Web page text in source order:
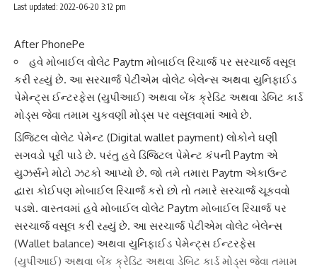
Last updated: 2022-06-20 3:12 pm
After PhonePe
હવે મોબાઈલ વોલેટ Paytm મોબાઈલ રિચાર્જ પર સરચાર્જ વસૂલ
કરી રહ્યું છે. આ સરચાર્જ પેટીએમ વોલેટ બેલેન્સ અથવા યુનિફાઈડ
પેમેન્ટ્સ ઈન્ટરફેસ (યુપીઆઈ) અથવા બેંક ક્રેડિટ અથવા ડેબિટ કાર્ડ
મોડ્સ જેવા તમામ ચુકવણી મોડ્સ પર વસૂલવામાં આવે છે.
ડિજિટલ વોલેટ પેમેન્ટ (Digital wallet payment) લોકોને ઘણી
સગવડો પૂરી પાડે છે. પરંતુ હવે ડિજિટલ પેમેન્ટ કંપની Paytm એ
યુઝર્સને મોટો ઝટકો આપ્યો છે. જો તમે તમારા Paytm એકાઉન્ટ
દ્વારા કોઈપણ મોબાઈલ રિચાર્જ કરો છો તો તમારે સરચાર્જ ચૂકવવો
પડશે. વાસ્તવમાં હવે મોબાઈલ વોલેટ Paytm મોબાઈલ રિચાર્જ પર
સરચાર્જ વસૂલ કરી રહ્યું છે. આ સરચાર્જ પેટીએમ વોલેટ બેલેન્સ
(Wallet balance) અથવા યુનિફાઈડ પેમેન્ટ્સ ઈન્ટરફેસ
(યુપીઆઈ) અથવા બેંક ક્રેડિટ અથવા ડેબિટ કાર્ડ મોડ્સ જેવા તમામ